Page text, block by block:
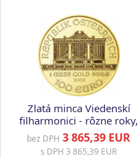
Zlatá minca Viedenskí
filharmonici - rôzne roky,
1 oz
bez DPH 3 865,39 EUR
s DPH 3 865,39 EUR